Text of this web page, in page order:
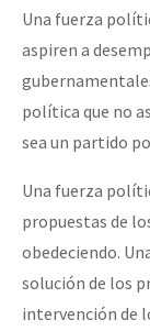
Una fuerza
aspiren a
política que no
sea un partido
Una fuerza
propuestas de
obedeciendo.
solución de los
intervención de